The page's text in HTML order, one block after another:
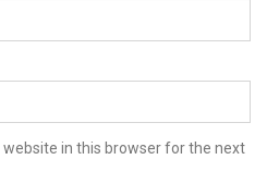
in this browser for the next